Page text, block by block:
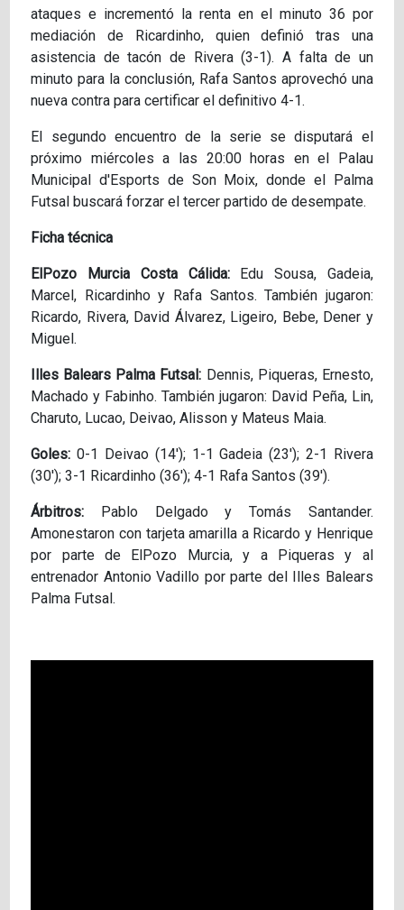
ataques e incrementó la renta en el minuto 36 por
mediación de Ricardinho, quien definió tras una
asistencia de tacón de Rivera (3-1). A falta de un
minuto para la conclusión, Rafa Santos aprovechó una
nueva contra para certificar el definitivo 4-1.
El segundo encuentro de la serie se disputará el
próximo miércoles a las 20:00 horas en el Palau
Municipal d'Esports de Son Moix, donde el Palma
Futsal buscará forzar el tercer partido de desempate.
Ficha técnica
ElPozo Murcia Costa Cálida:Edu Sousa, Gadeia,
Marcel, Ricardinho y Rafa Santos. También jugaron:
Ricardo, Rivera, David Álvarez, Ligeiro, Bebe, Dener y
Miguel.
Illes Balears Palma Futsal: Dennis, Piqueras, Ernesto,
Machado y Fabinho. También jugaron: David Peña, Lin,
Charuto, Lucao, Deivao, Alisson y Mateus Maia.
Goles: 0-1 Deivao (14'); 1-1 Gadeia (23'); 2-1 Rivera
(30'); 3-1 Ricardinho (36'); 4-1 Rafa Santos (39').
Árbitros: Pablo Delgado y Tomás Santander.
Amonestaron con tarjeta amarilla a Ricardo y Henrique
por parte de ElPozo Murcia, y a Piqueras y al
entrenador Antonio Vadillo por parte del Illes Balears
Palma Futsal.